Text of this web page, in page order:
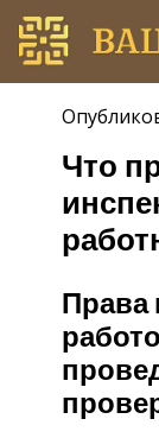
Что
Права